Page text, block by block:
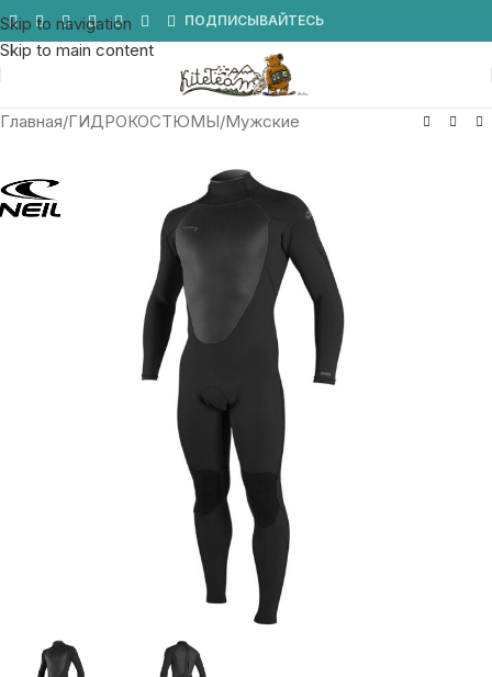
Skip to navigation
Skip to main content
ПОДПИСЫВАЙТЕСЬ
Главная/ГИДРОКОСТЮМЫ/Мужские